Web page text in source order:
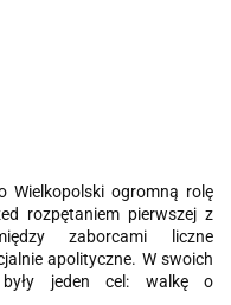
Wielkopolski ogromną rolę
rozpętaniem pierwszej z
zaborcami liczne
apolityczne. W swoich
były jeden cel: walkę o